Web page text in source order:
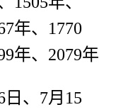
年、1770
年、2079年
日、7月15